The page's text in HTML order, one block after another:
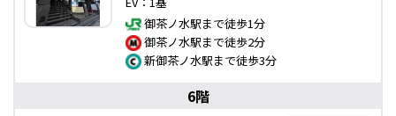
御茶ノ水駅まで徒歩1分
御茶ノ水駅まで徒歩2分
新御茶ノ水駅まで徒歩3分
6階